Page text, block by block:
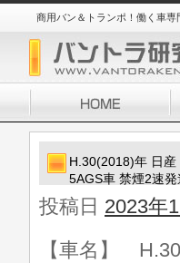
商用バン＆トランポ！働く車専
H.30(2018)年 日
5AGS車 禁煙2速
投稿日 2023年
【車名】